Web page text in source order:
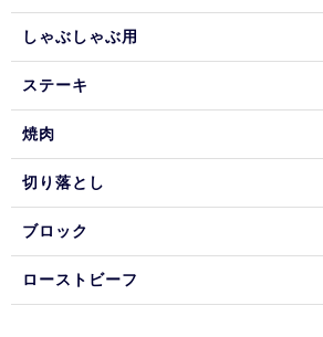
しゃぶしゃぶ用
ステーキ
焼肉
切り落とし
ブロック
ローストビーフ